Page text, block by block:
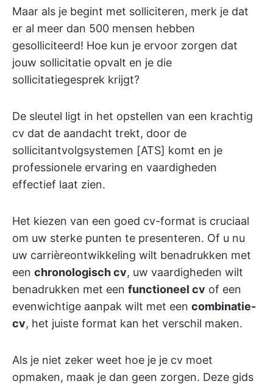
Maar als je begint met solliciteren, merk je dat
er al meer dan 500 mensen hebben
gesolliciteerd! Hoe kun je ervoor zorgen dat
jouw sollicitatie opvalt en je die
sollicitatiegesprek krijgt?
De sleutel ligt in het opstellen van een krachtig
cv dat de aandacht trekt, door de
sollicitantvolgsystemen [ATS] komt en je
professionele ervaring en vaardigheden
effectief laat zien.
Het kiezen van een goed cv-format is cruciaal
om uw sterke punten te presenteren. Of u nu
uw carrièreontwikkeling wilt benadrukken met
een chronologisch cv, uw vaardigheden wilt
benadrukken met een functioneel cv of een
evenwichtige aanpak wilt met een combinatie-
cv, het juiste format kan het verschil maken.
Als je niet zeker weet hoe je je cv moet
opmaken, maak je dan geen zorgen. Deze gids